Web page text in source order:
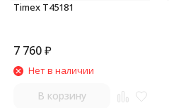
Timex T45181
7 760₽
Нет в наличии
В корзину